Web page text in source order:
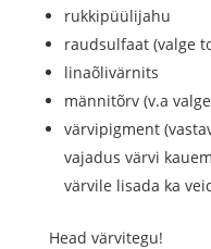
rukkipüülijahu
raudsulfaat (valge
linaõlivärnits
männitõrv (v.a
värvipigment
vajadus värvi
värvile lisada ka
Head värvitegu!